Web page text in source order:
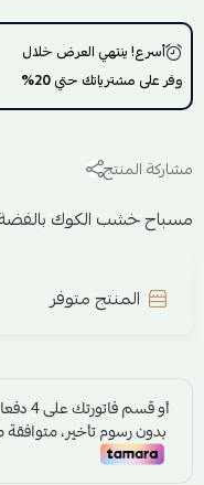
أسرع! ينتهي العرض خلال
وفر على مشترياتك حتي20%
مشاركة المنتج
مسباح خشب الكوك
المنتج متوفر